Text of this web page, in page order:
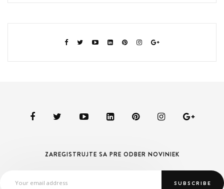
ZAREGISTRUJTE SA PRE ODBER NOVINIEK